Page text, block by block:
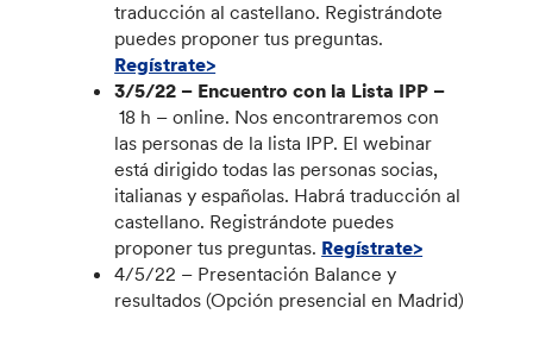
traducción al castellano. Registrándote
puedes proponer tus preguntas.
Regístrate>
3/5/22 – Encuentro con la Lista IPP –
18 h – online. Nos encontraremos con
las personas de la lista IPP. El webinar
está dirigido todas las personas socias,
italianas y españolas. Habrá traducción al
castellano. Registrándote puedes
proponer tus preguntas. Regístrate>
4/5/22 – Presentación Balance y
resultados (Opción presencial en Madrid)